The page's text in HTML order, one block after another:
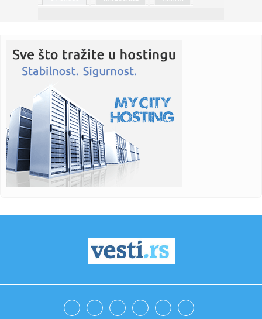
01:31:
Počinje Međunarodni sajam turizma: Čekaju vas veliki
01:15:Karan: Institucije Srpske biće očuvane, nadam se da će
prva po...
01:15:Vraća se simbol Beograda: Muzej vazduhoplovstva dobija
novo lice
00:59:Proizveden prvi Tesla Cybercab
00:52:Horor na planini: Osmoro mrtvih, potraga za još jednim
nestalim ...
Aktivnost Dobrotvorne ustanove Eparhije bačke
00:21:Loša vremena za Seat: Volkswagen ne zna šta da radi sa
Milatović: Crna Gora i Srbija bratske države, čak i kada